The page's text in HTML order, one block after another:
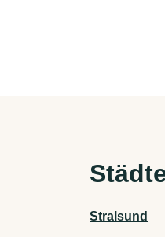
Stralsund